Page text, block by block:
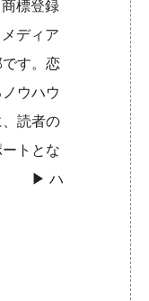
標登録
ディア
です。恋
ウハウ
読者の
トとな
。 ▶︎ハ